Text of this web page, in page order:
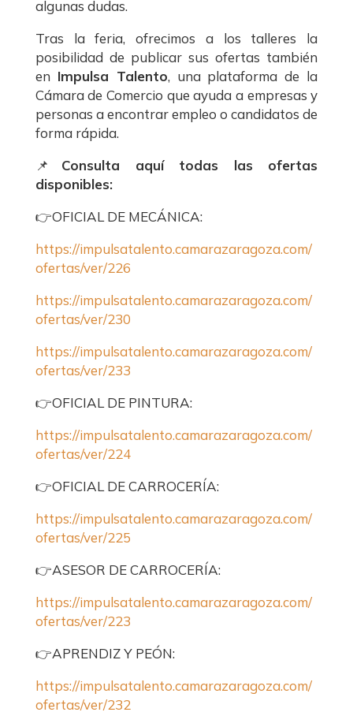
algunas dudas.
Tras la feria, ofrecimos a los talleres la
posibilidad de publicar sus ofertas también
en Impulsa Talento, una plataforma de la
Cámara de Comercio que ayuda a empresas y
personas a encontrar empleo o candidatos de
forma rápida.
📌 Consulta aquí todas las ofertas
disponibles:
👉OFICIAL DE MECÁNICA:
https://impulsatalento.camarazaragoza.com/
ofertas/ver/226
https://impulsatalento.camarazaragoza.com/
ofertas/ver/230
https://impulsatalento.camarazaragoza.com/
ofertas/ver/233
👉OFICIAL DE PINTURA:
https://impulsatalento.camarazaragoza.com/
ofertas/ver/224
👉OFICIAL DE CARROCERÍA:
https://impulsatalento.camarazaragoza.com/
ofertas/ver/225
👉ASESOR DE CARROCERÍA:
https://impulsatalento.camarazaragoza.com/
ofertas/ver/223
👉APRENDIZ Y PEÓN:
https://impulsatalento.camarazaragoza.com/
ofertas/ver/232